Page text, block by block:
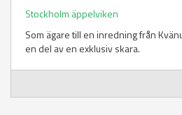
Stockholm äppelviken
Som ägare till en inredning från
en del av en exklusiv skara.